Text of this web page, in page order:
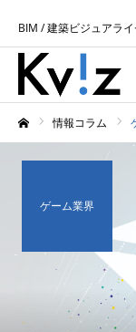
BIM / 建築ビジュアラ
情報コラム
ゲーム業界